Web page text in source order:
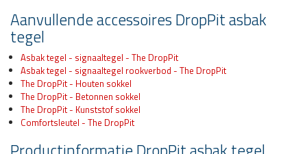
Aanvullende accessoires DropPit asbak
tegel
Asbak tegel - signaaltegel - The DropPit
Asbak tegel - signaaltegel rookverbod - The DropPit
The DropPit - Houten sokkel
The DropPit - Betonnen sokkel
The DropPit - Kunststof sokkel
Comfortsleutel - The DropPit